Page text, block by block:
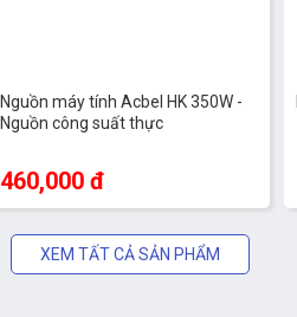
Nguồn máy tính Acbel HK 350W -
Nguồn công suất thực
460,000 đ
XEM TẤT CẢ SẢN PHẨM